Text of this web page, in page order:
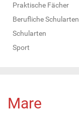
Praktische Fächer
Berufliche Schularten
Schularten
Sport
Mare